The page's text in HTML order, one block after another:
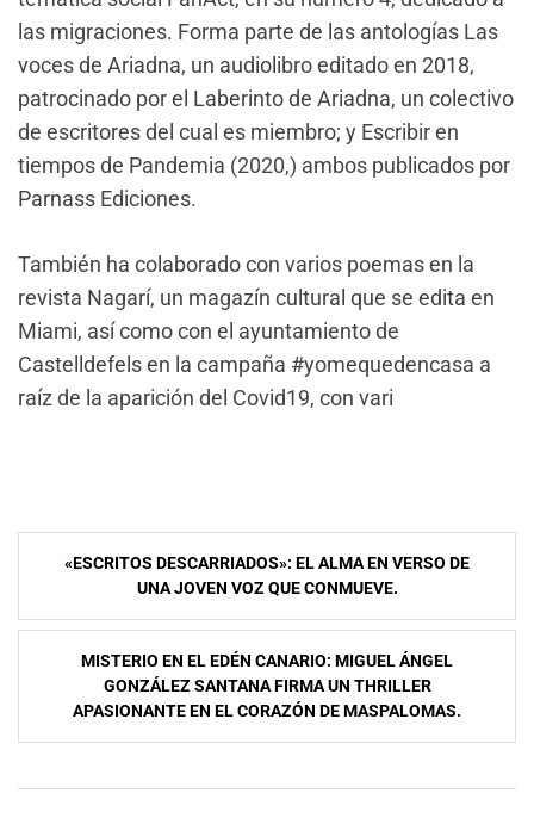
las migraciones. Forma parte de las antologías Las
voces de Ariadna, un audiolibro editado en 2018,
patrocinado por el Laberinto de Ariadna, un colectivo
de escritores del cual es miembro; y Escribir en
tiempos de Pandemia (2020,) ambos publicados por
Parnass Ediciones.
También ha colaborado con varios poemas en la
revista Nagarí, un magazín cultural que se edita en
Miami, así como con el ayuntamiento de
Castelldefels en la campaña #yomequedencasa a
raíz de la aparición del Covid19, con vari
Navegación
entradas
«ESCRITOS DESCARRIADOS»: EL ALMA EN VERSO DE
UNA JOVEN VOZ QUE CONMUEVE.
MISTERIO EN EL EDÉN CANARIO: MIGUEL ÁNGEL
GONZÁLEZ SANTANA FIRMA UN THRILLER
APASIONANTE EN EL CORAZÓN DE MASPALOMAS.